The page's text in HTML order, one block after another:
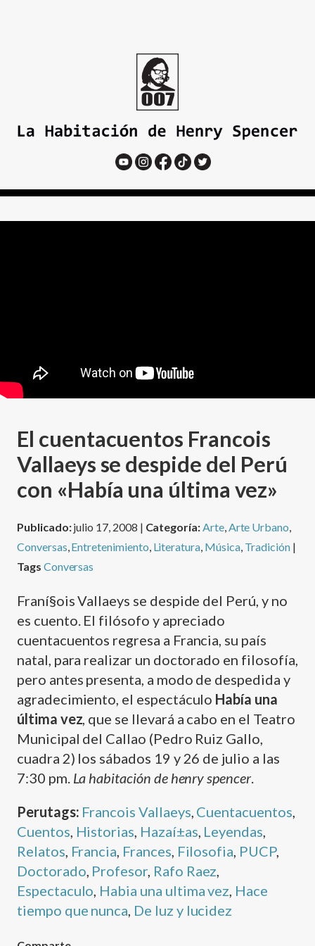
El cuentacuentos Francois
Vallaeys se despide del Perú
con «Habí­a una última vez»
Publicado:julio 17, 2008 | Categoría: Arte, Arte Urbano
Conversas Entretenimiento Literatura Música, Tradición |
Tags Conversas
Franí§ois Vallaeys se despide del Perú, y no
es cuento. El filósofo y apreciado
cuentacuentos regresa a Francia, su paí­s
natal, para realizar un doctorado en filosofí­a,
pero antes presenta, a modo de despedida y
agradecimiento, el espectáculo Habí­a una
última vez , que se llevará a cabo en el Teatro
Municipal del Callao (Pedro Ruiz Gallo,
cuadra 2) los sábados 19 y 26 de julio a las
7:30 pm. La habitación de henry spencer.
Perutags: Francois Vallaeys Cuentacuentos
Cuentos Historias Hazaí±as Leyendas
Relatos Francia Frances Filosofia PUCP,
Doctorado Profesor Rafo Raez
Espectaculo Habia una ultima vez Hace
tiempo que nunca De luz y lucidez